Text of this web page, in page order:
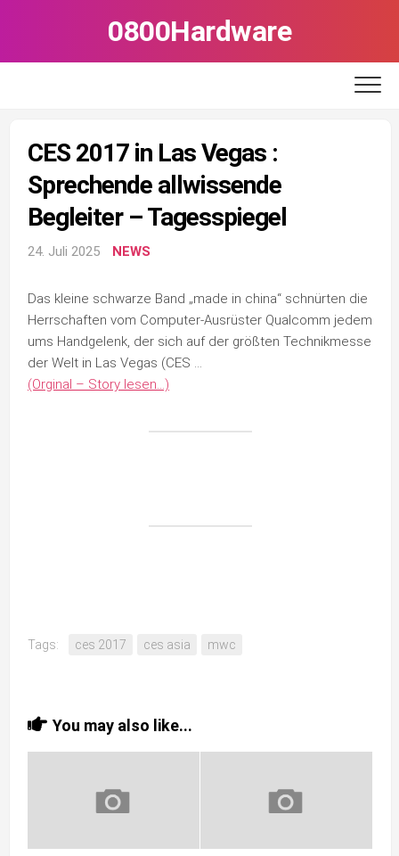
0800Hardware
CES 2017 in Las Vegas :
Sprechende allwissende
Begleiter – Tagesspiegel
24. Juli 2025 NEWS
Das kleine schwarze Band „made in china“ schnürten die
Herrschaften vom Computer-Ausrüster Qualcomm jedem
ums Handgelenk, der sich auf der größten Technikmesse
der Welt in Las Vegas (CES …
(Orginal – Story lesen…)
Tags: ces 2017 ces asia mwc
You may also like...